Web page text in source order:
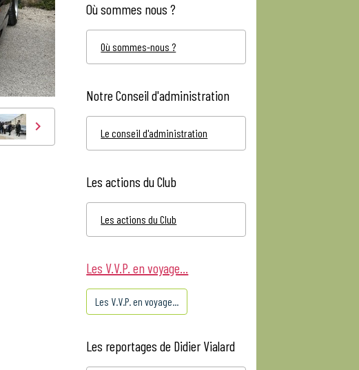
Où sommes nous ?
Où sommes-nous ?
Notre Conseil d'administration
Le conseil d'administration
Les actions du Club
Les actions du Club
Les V.V.P. en voyage...
Les V.V.P. en voyage...
Les reportages de Didier Vialard